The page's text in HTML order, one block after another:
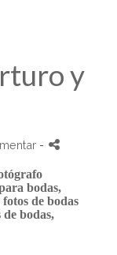
y
-
bodas,
de bodas
bodas,